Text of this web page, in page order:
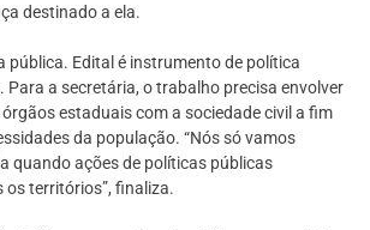
destinado a ela.
pública. Edital é instrumento de política
Para a secretária, o trabalho precisa envolver
estaduais com a sociedade civil a fim
da população. “Nós só vamos
quando ações de políticas públicas
os territórios”, finaliza.